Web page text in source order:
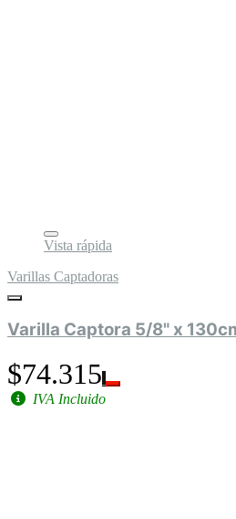
Vista rápida
Varillas Captadoras
Varilla Captora 5/8" x
$74.315
IVA Incluido